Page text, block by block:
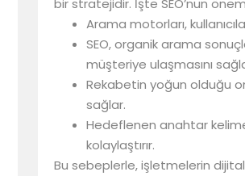
bir stratejidir. İşte SEO’nun
Arama motorları,
SEO, organik arama
müşteriye ulaşmasını
Rekabetin yoğun olduğu
sağlar.
Hedeflenen anahtar
kolaylaştırır.
Bu sebeplerle, işletmelerin